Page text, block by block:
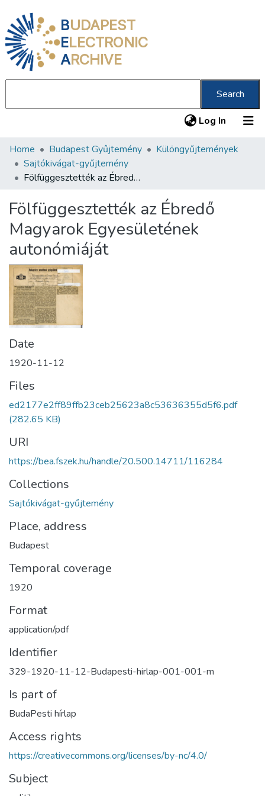
BUDAPEST
ELECTRONIC
ARCHIVE
Search
Log In (current)
Communities & Collections
All of DSpace
About us
Home Budapest Gyűjtemény
Különgyűjtemények
Sajtókivágat-gyűjtemény
Fölfüggesztették az Ébredő Magyarok Egyesületének autonómiáját
Fölfüggesztették az Ébredő
Magyarok Egyesületének
autonómiáját
Date
1920-11-12
Files
ed2177e2ff89ffb23ceb25623a8c53636355d5f6.pdf
(282.65 KB)
URI
https://bea.fszek.hu/handle/20.500.14711/116284
Collections
Sajtókivágat-gyűjtemény
Place, address
Budapest
Temporal coverage
1920
Format
application/pdf
Identifier
329-1920-11-12-Budapesti-hirlap-001-001-m
Is part of
BudaPesti hírlap
Access rights
https://creativecommons.org/licenses/by-nc/4.0/
Subject